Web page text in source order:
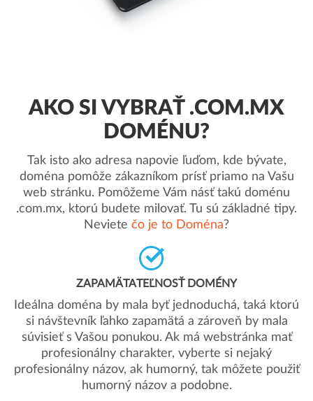
AKO SI VYBRAŤ .COM.MX
DOMÉNU?
Tak isto ako adresa napovie ľuďom, kde bývate,
doména pomôže zákazníkom prísť priamo na Vašu
web stránku. Pomôžeme Vám násť takú doménu
.com.mx, ktorú budete milovať. Tu sú základné tipy.
Neviete čo je to Doména?
ZAPAMÄTATEĽNOSŤ DOMÉNY
Ideálna doména by mala byť jednoduchá, taká ktorú
si návštevník ľahko zapamätá a zároveň by mala
súvisieť s Vašou ponukou. Ak má webstránka mať
profesionálny charakter, vyberte si nejaký
profesionálny názov, ak humorný, tak môžete použiť
humorný názov a podobne.